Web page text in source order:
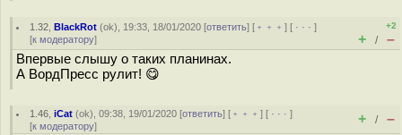
1.32 ,BlackRot (ok), 19:33, 18/01/2020 [ответить] [ ﹢﹢﹢] [ · · ·]
[к модератору]
+2
+ / –
Впервые слышу о таких планинах.
А ВордПресс рулит! 😋
1.46 ,iCat (ok), 09:38, 19/01/2020 [ответить] [ ﹢﹢﹢] [ · · ·]
[к модератору] + / –